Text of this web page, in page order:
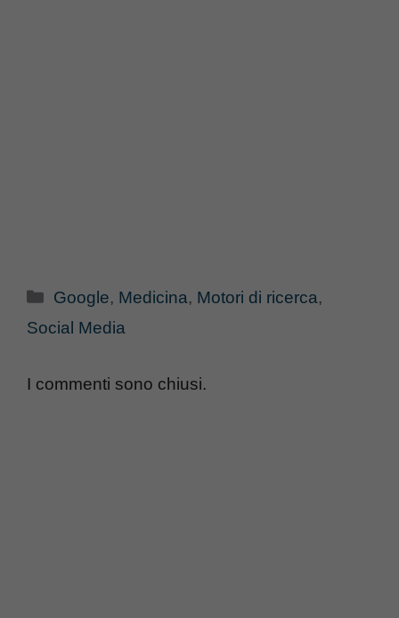
Categorie
Google, Medicina, Motori di ricerca,
Social Media
I commenti sono chiusi.